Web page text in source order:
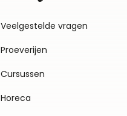
Veelgestelde vragen
Proeverijen
Cursussen
Horeca